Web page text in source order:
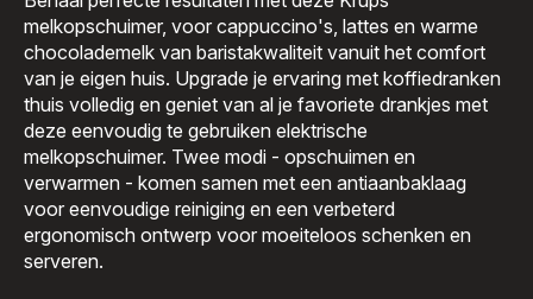
melkopschuimer, voor cappuccino's, lattes en warme
chocolademelk van baristakwaliteit vanuit het comfort
van je eigen huis. Upgrade je ervaring met koffiedranken
thuis volledig en geniet van al je favoriete drankjes met
deze eenvoudig te gebruiken elektrische
melkopschuimer. Twee modi - opschuimen en
verwarmen - komen samen met een antiaanbaklaag
voor eenvoudige reiniging en een verbeterd
ergonomisch ontwerp voor moeiteloos schenken en
serveren.